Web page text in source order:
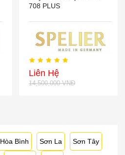
708 PLUS
Liên Hệ
14,500,000 VNĐ
Hòa Bình Sơn La Sơn Tây